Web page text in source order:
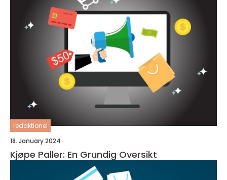
redaktionel
18. January 2024
Kjøpe Paller: En Grundig Oversikt